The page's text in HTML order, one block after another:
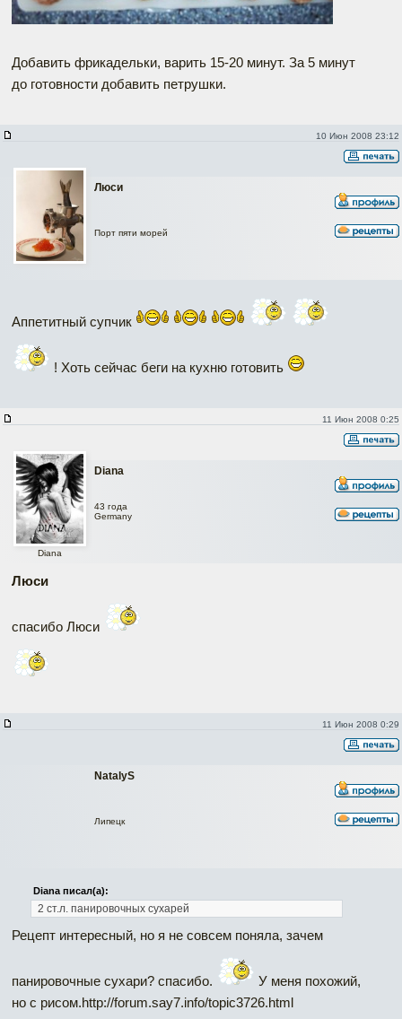
Добавить фрикадельки, варить 15-20 минут. За 5 минут
до готовности добавить петрушки.
10 Июн 2008 23:12
Люси
Порт пяти морей
Аппетитный супчик
! Хоть сейчас беги на кухню готовить
11 Июн 2008 0:25
Diana
Diana
43 года
Germany
Люси
спасибо Люси
11 Июн 2008 0:29
NatalyS
Липецк
Diana писал(а):
2 ст.л. панировочных сухарей
Рецепт интересный, но я не совсем поняла, зачем
панировочные сухари? спасибо.
У меня похожий,
но с рисом.http://forum.say7.info/topic3726.html